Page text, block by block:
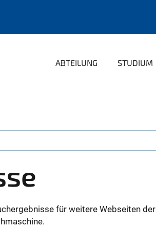
ABTEILUNG STUDIUM
für weitere Webseiten der